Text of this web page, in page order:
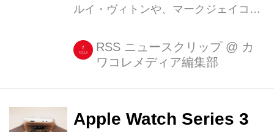
ルイ・ヴィトンや、マークジェイコブ
ら数々のスマートウォッチが登場して
いますね。 そして今度はDIESEL(ディ
[...]
RSS ニュースクリップ @ カ
ワコレメディア編集部
Apple Watch Series 3